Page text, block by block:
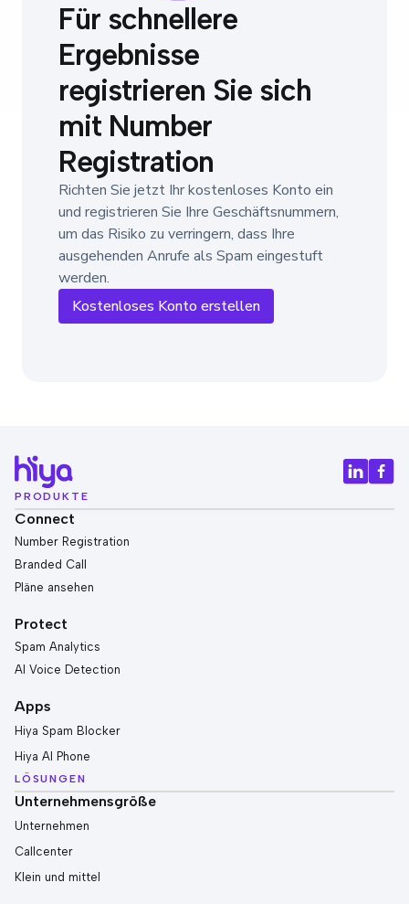
Für schnellere
Ergebnisse
registrieren Sie sich
mit Number
Registration
Richten Sie jetzt Ihr kostenloses Konto ein
und registrieren Sie Ihre Geschäftsnummern,
um das Risiko zu verringern, dass Ihre
ausgehenden Anrufe als Spam eingestuft
werden.
Kostenloses Konto erstellen
PRODUKTE
Connect
Number Registration
Branded Call
Pläne ansehen
Protect
Spam Analytics
AI Voice Detection
Apps
Hiya Spam Blocker
Hiya AI Phone
LÖSUNGEN
Unternehmensgröße
Unternehmen
Callcenter
Klein und mittel